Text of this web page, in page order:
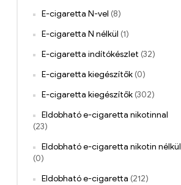
E-cigaretta N-vel (8)
E-cigaretta N nélkül (1)
E-cigaretta indítókészlet (32)
E-cigaretta kiegészítők (0)
E-cigaretta kiegészítők (302)
Eldobható e-cigaretta nikotinnal
(23)
Eldobható e-cigaretta nikotin nélkül
(0)
Eldobható e-cigaretta (212)